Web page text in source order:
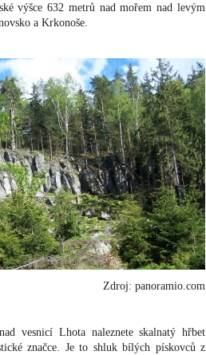
výšce 632 metrů nad mořem nad levým
a Krkonoše.
Zdroj: panoramio.com
vesnicí Lhota naleznete skalnatý hřbet
značce. Je to shluk bílých pískovců z